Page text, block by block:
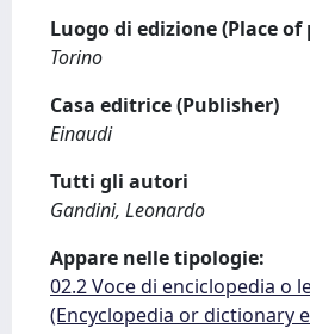
Luogo di edizione (Place
Torino
Casa editrice (Publisher)
Einaudi
Tutti gli autori
Gandini, Leonardo
Appare nelle tipologie:
02.2 Voce di enciclopedia o
(Encyclopedia or dictionary